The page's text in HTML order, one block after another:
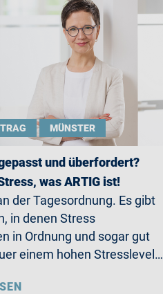
MÜNSTER
und überfordert?
was ARTIG ist!
der Tagesordnung. Es gibt
in denen Stress
in Ordnung und sogar gut
einem hohen Stresslevel…